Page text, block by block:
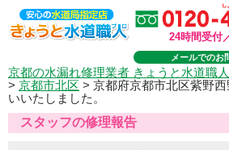
24時間受付
メールでのお
京都の水漏れ修理業者 きょうと水道職人
> 京都市北区 > 京都府京都市北区紫野
いいたしました。
スタッフの修理報告